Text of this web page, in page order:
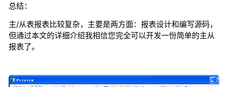
总结：
主/从表报表比较复杂，主要是两方面：报表设计和编写源码，
但通过本文的详细介绍我相信您完全可以开发一份简单的主从
报表了。